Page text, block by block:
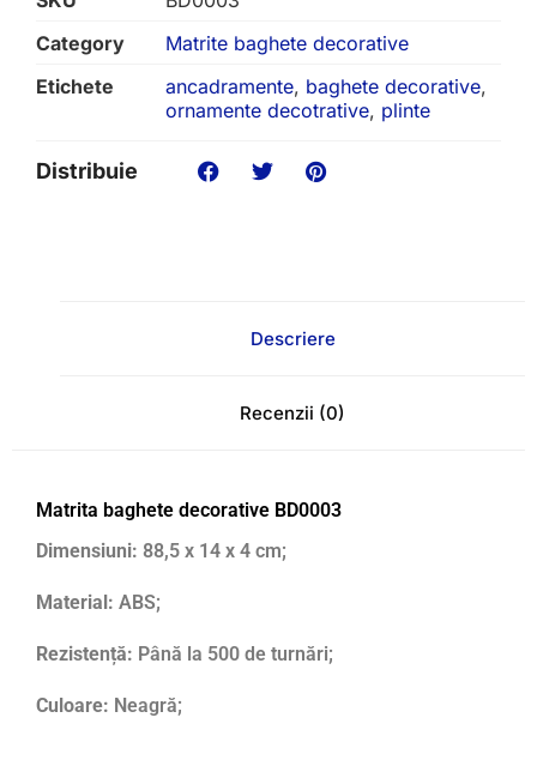
Category
Matrite baghete decorative
Etichete
ancadramente, baghete decorative,
ornamente decotrative, plinte
Distribuie
Descriere
Recenzii (0)
Matrita baghete decorative BD0003
Dimensiuni: 88,5 x 14 x 4 cm;
Material: ABS;
Rezistență: Până la 500 de turnări;
Culoare: Neagră;